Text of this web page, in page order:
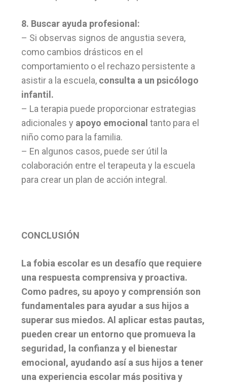
8. Buscar ayuda profesional:
– Si observas signos de angustia severa,
como cambios drásticos en el
comportamiento o el rechazo persistente a
asistir a la escuela, consulta a un psicólogo
infantil.
– La terapia puede proporcionar estrategias
adicionales y apoyo emocional tanto para el
niño como para la familia.
– En algunos casos, puede ser útil la
colaboración entre el terapeuta y la escuela
para crear un plan de acción integral.
CONCLUSIÓN
La fobia escolar es un desafío que requiere
una respuesta comprensiva y proactiva.
Como padres, su apoyo y comprensión son
fundamentales para ayudar a sus hijos a
superar sus miedos. Al aplicar estas pautas,
pueden crear un entorno que promueva la
seguridad, la confianza y el bienestar
emocional, ayudando así a sus hijos a tener
una experiencia escolar más positiva y